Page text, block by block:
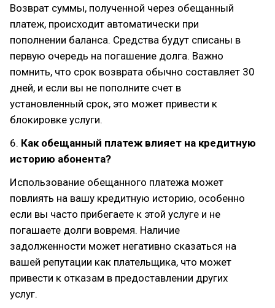
Возврат суммы, полученной через обещанный
платеж, происходит автоматически при
пополнении баланса. Средства будут списаны в
первую очередь на погашение долга. Важно
помнить, что срок возврата обычно составляет 30
дней, и если вы не пополните счет в
установленный срок, это может привести к
блокировке услуги.
6. Как обещанный платеж влияет на кредитную
историю абонента?
Использование обещанного платежа может
повлиять на вашу кредитную историю, особенно
если вы часто прибегаете к этой услуге и не
погашаете долги вовремя. Наличие
задолженности может негативно сказаться на
вашей репутации как плательщика, что может
привести к отказам в предоставлении других
услуг.